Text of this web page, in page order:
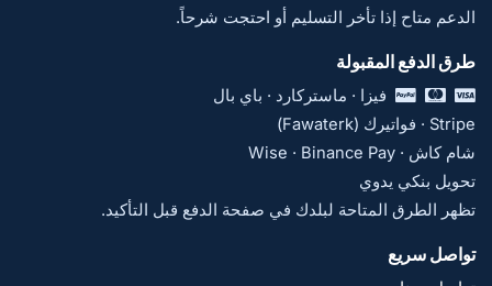
الدعم متاح إذا تأخر التسليم أو احتجت شرحاً.
طرق الدفع المقبولة
فيزا · ماستركارد · باي بال
Stripe · فواتيرك (Fawaterk)
شام كاش · Wise · Binance Pay
تحويل بنكي يدوي
تظهر الطرق المتاحة لبلدك في صفحة الدفع قبل التأكيد.
تواصل سريع